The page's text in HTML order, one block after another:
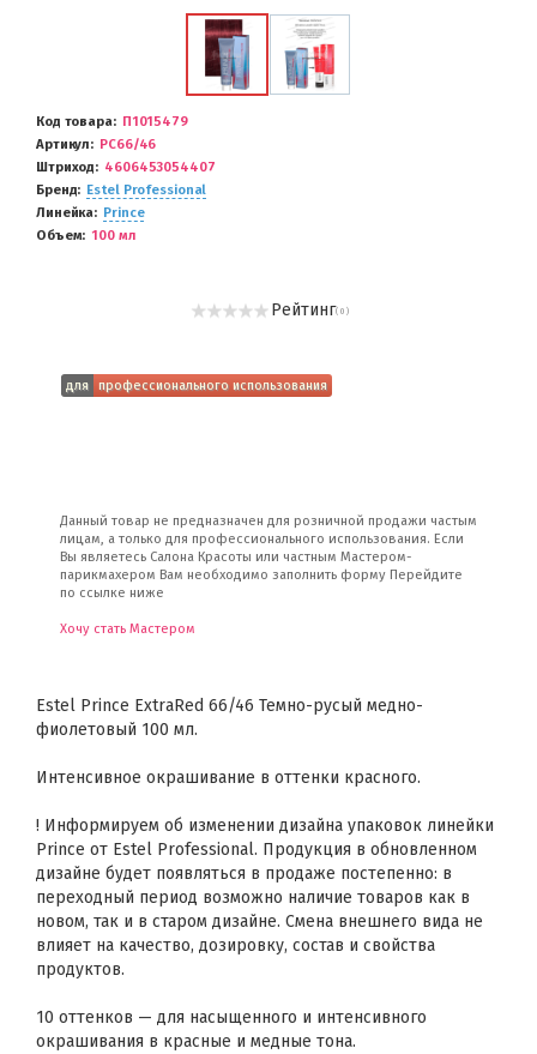
Код товара
П1015479
Артикул
PC66/46
Штриход
4606453054407
Бренд
Estel Professional
Линейка
Prince
Объем
100 мл
Рейтинг( 0 )
для профессионального использования
Данный товар не предназначен для розничной продажи частым
лицам, а только для профессионального использования. Если
Вы являетесь Салона Красоты или частным Мастером-
парикмахером Вам необходимо заполнить форму Перейдите
по ссылке ниже
Хочу стать Мастером
Estel Prince ExtraRed 66/46 Темно-русый медно-
фиолетовый 100 мл.
Интенсивное окрашивание в оттенки красного.
! Информируем об изменении дизайна упаковок линейки
Prince от Estel Professional. Продукция в обновленном
дизайне будет появляться в продаже постепенно: в
переходный период возможно наличие товаров как в
новом, так и в старом дизайне. Смена внешнего вида не
влияет на качество, дозировку, состав и свойства
продуктов.
10 оттенков — для насыщенного и интенсивного
окрашивания в красные и медные тона.